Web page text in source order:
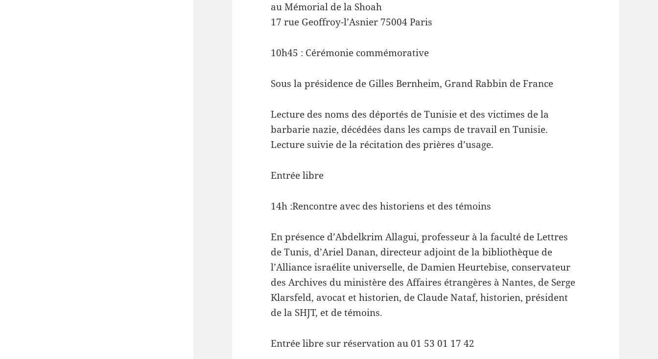
au Mémorial de la Shoah
17 rue Geoffroy-l’Asnier 75004 Paris
10h45 : Cérémonie commémorative
Sous la présidence de Gilles Bernheim, Grand Rabbin de France
Lecture des noms des déportés de Tunisie et des victimes de la
barbarie nazie, décédées dans les camps de travail en Tunisie.
Lecture suivie de la récitation des prières d’usage.
Entrée libre
14h :Rencontre avec des historiens et des témoins
En présence d’Abdelkrim Allagui, professeur à la faculté de Lettres
de Tunis, d’Ariel Danan, directeur adjoint de la bibliothèque de
l’Alliance israélite universelle, de Damien Heurtebise, conservateur
des Archives du ministère des Affaires étrangères à Nantes, de Serge
Klarsfeld, avocat et historien, de Claude Nataf, historien, président
de la SHJT, et de témoins.
Entrée libre sur réservation au 01 53 01 17 42